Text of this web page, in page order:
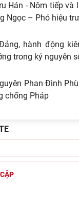
Hán - Nôm tiếp và
Ngọc – Phó hiệu
hành động
trong kỷ nguyên
Phan Đình
chống Pháp